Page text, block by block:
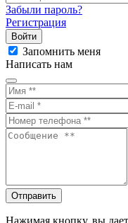
Забыли пароль?
Регистрация
Войти
Запомнить меня
Написать нам
Отправить
Нажимая кнопку, вы